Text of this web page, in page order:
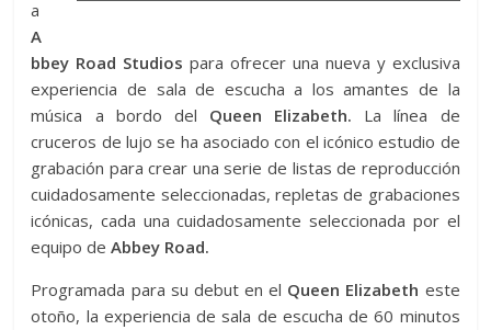
a
A
bbey Road Studios para ofrecer una nueva y exclusiva
experiencia de sala de escucha a los amantes de la
música a bordo del Queen Elizabeth. La línea de
cruceros de lujo se ha asociado con el icónico estudio de
grabación para crear una serie de listas de reproducción
cuidadosamente seleccionadas, repletas de grabaciones
icónicas, cada una cuidadosamente seleccionada por el
equipo deAbbey Road.
Programada para su debut en el Queen Elizabeth este
otoño, la experiencia de sala de escucha de 60 minutos